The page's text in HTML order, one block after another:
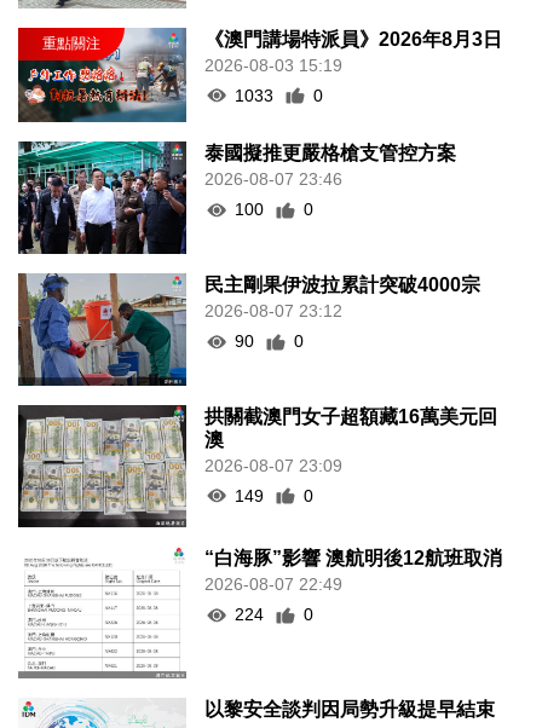
《澳門講場特派員》2026年8月3日
2026-08-03 15:19
1033
0
泰國擬推更嚴格槍支管控方案
2026-08-07 23:46
100
0
民主剛果伊波拉累計突破4000宗
2026-08-07 23:12
90
0
拱關截澳門女子超額藏16萬美元回
澳
2026-08-07 23:09
149
0
“白海豚”影響 澳航明後12航班取消
2026-08-07 22:49
224
0
以黎安全談判因局勢升級提早結束